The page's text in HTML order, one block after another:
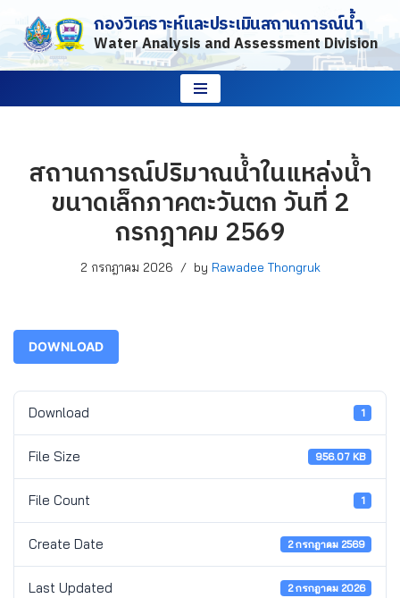
Skip
to
กองวิเคราะห์และประเมินสถานการณ์น้ำ
Water Analysis and Assessment Division
สถานการณ์ปริมาณน้ำในแหล่งน้ำ
ขนาดเล็กภาคตะวันตก วันที่ 2
กรกฎาคม 2569
2 กรกฎาคม 2026 by Rawadee Thongruk
DOWNLOAD
Download 1
File Size 956.07 KB
File Count 1
Create Date 2 กรกฎาคม 2569
Last Updated 2 กรกฎาคม 2026